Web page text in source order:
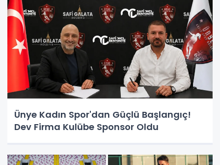
Ünye Kadın Spor'dan Güçlü Başlangıç!
Dev Firma Kulübe Sponsor Oldu